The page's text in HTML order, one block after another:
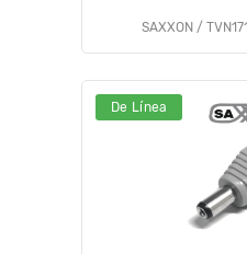
SAXXON /
De Línea